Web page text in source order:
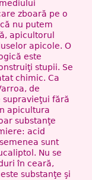
zboară pe o
nu putem
apicultorul
apicole. O
este
stupii. Se
chimic. Ca
de
supravieţui fără
apicultura
substanţe
acid
sunt
Nu se
în ceară,
substanţe şi